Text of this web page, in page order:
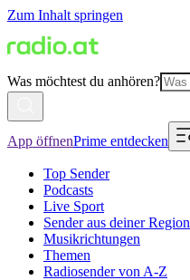
Zum Inhalt springen
Was möchtest du anhören?
App öffnenPrime entdecken
Top Sender
Podcasts
Live Sport
Sender aus deiner Region
Musikrichtungen
Themen
Radiosender von A-Z